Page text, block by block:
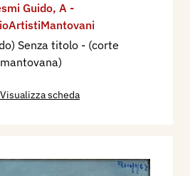
Guido, A -
Senza titolo - (corte
mantovana)
Visualizza scheda